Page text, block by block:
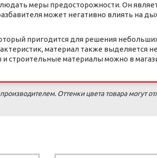
меры предосторожности. Он
может негативно влиять на
пригодится для решения
материал также выделяется
строительные материалы можно в
Оттенки цвета товара могут